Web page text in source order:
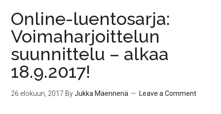
Online-luentosarja:
Voimaharjoittelun
suunnittelu – alkaa
18.9.2017!
26 elokuun, 2017 ByJukka Mäennenä Leave a Comment